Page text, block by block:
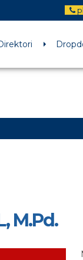
M.Pd.